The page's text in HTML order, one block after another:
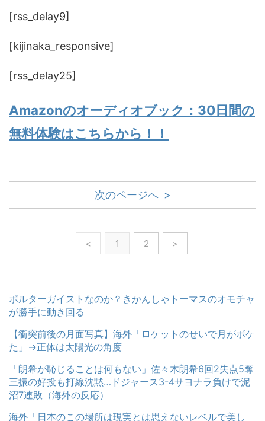
[rss_delay9]
[kijinaka_responsive]
[rss_delay25]
Amazonのオーディオブック：30日間の
無料体験はこちらから！！
次のページへ >
< 1 2 >
ポルターガイストなのか？きかんしゃトーマスのオモチャ
が勝手に動き回る
【衝突前後の月面写真】海外「ロケットのせいで月がボケ
た」→正体は太陽光の角度
「朗希が恥じることは何もない」佐々木朗希6回2失点5奪
三振の好投も打線沈黙…ドジャース3-4サヨナラ負けで泥
沼7連敗（海外の反応）
海外「日本のこの場所は現実とは思えないレベルで美し